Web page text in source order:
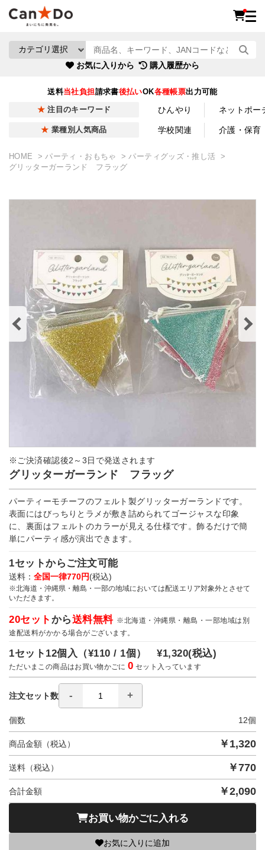
お気に入りから 購入履歴から
送料当社負担請求書後払いOK各種帳票出力可能
注目のキーワード ひんやり ネットポー
業種別人気商品 学校関連 介護・保育
HOME パーティ・おもちゃ
パーティグッズ・推し活
グリッターガーランド フラッグ
※ご決済確認後2～3日で発送されます
グリッターガーランド フラッグ
パーティーモチーフのフェルト製グリッターガーランドです。
表面にはびっちりとラメが敷き詰められてゴージャスな印象
に、裏面はフェルトのカラーが見える仕様です。飾るだけで簡
単にパーティ感が演出できます。
1セットからご注文可能
送料： 全国一律770円(税込)
※北海道・沖縄県・離島・一部の地域においては配送エリア対象外とさせて
いただきます。
20セット から送料無料 ※北海道・沖縄県・離島・一部地域は別
途配送料がかかる場合がございます。
1セット12個入（¥110 / 1個）¥1,320(税込)
ただいまこの商品はお買い物かごに0 セット入っています
注文セット数
個数 12個
商品金額（税込） ￥ 1,320
送料（税込） ￥770
合計金額 ￥2,090
お買い物かごに入れる
お気に入りに追加